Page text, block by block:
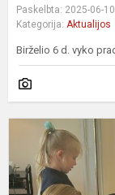
Paskelbta: 2025-06-10
Kategorija: Aktualijos
Birželio 6 d. vyko